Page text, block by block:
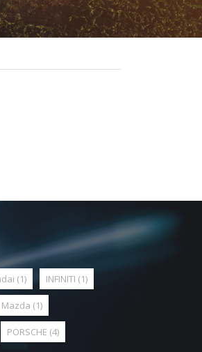
(1) INFINITI (1)
Mazda (1)
PORSCHE (4)